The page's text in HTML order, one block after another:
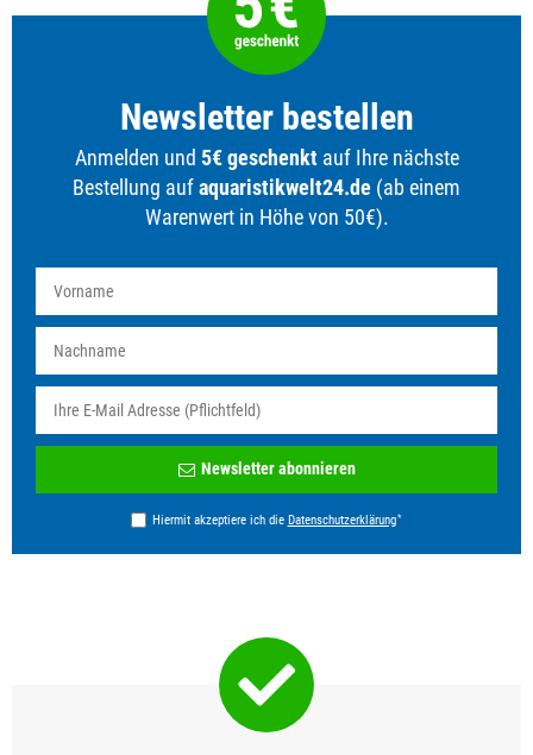
Newsletter bestellen
Anmelden und 5€ geschenktauf Ihre nächste
Bestellung aufaquaristikwelt24.de (ab einem
Warenwert in Höhe von 50€).
Honig
Newsletter abonnieren
Hiermit akzeptiere ich die Daten­schutz­erklärung*